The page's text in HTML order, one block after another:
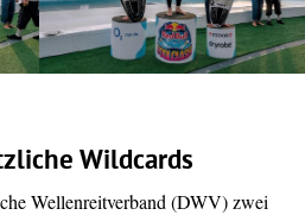
Wildcards
Wellenreitverband (DWV) zwei